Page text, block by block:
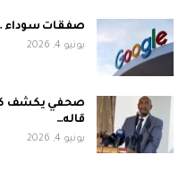
صفقات سوداء
يونيو 4, 2026
صحفي يكشف
قاله…
يونيو 4, 2026